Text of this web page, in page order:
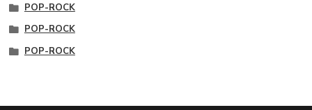
POP-ROCK
POP-ROCK
POP-ROCK